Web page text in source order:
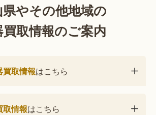
県やその他地域の
取情報のご案内
買取情報はこちら
取情報はこちら